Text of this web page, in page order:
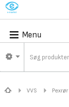
M
Menu
VVS Pexrør